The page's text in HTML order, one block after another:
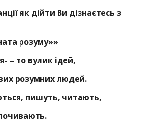
як дійти Ви дізнаєтесь з
розуму»»
– то вулик ідей,
розумних людей.
пишуть, читають,
.